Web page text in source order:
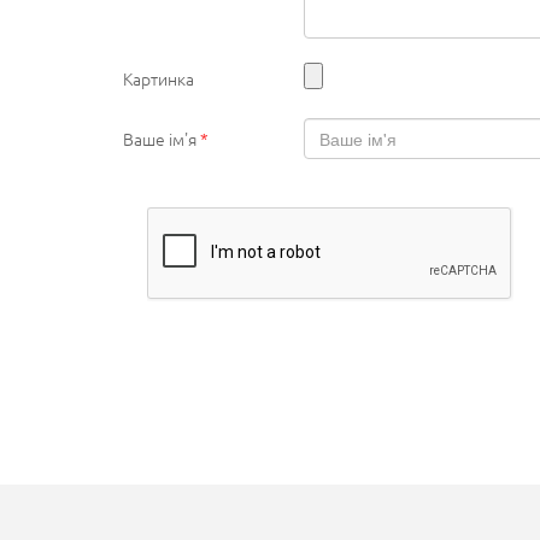
Картинка
Ваше ім'я*